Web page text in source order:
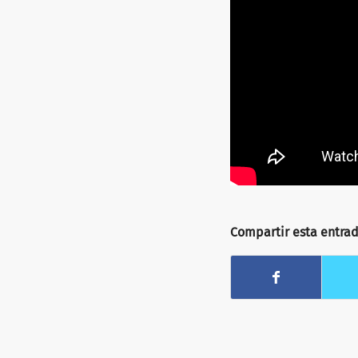
Compartir esta